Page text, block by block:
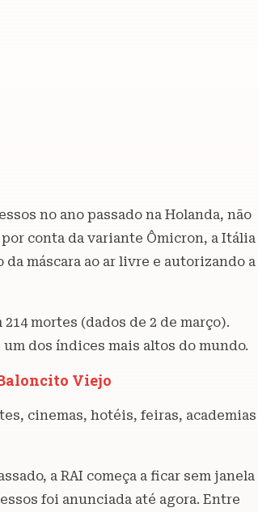
no ano passado na Holanda, não
conta da variante Ômicron, a Itália
máscara ao ar livre e autorizando a
mortes (dados de 2 de março).
um dos índices mais altos do mundo.
Viejo
cinemas, hotéis, feiras, academias
a RAI começa a ficar sem janela
foi anunciada até agora. Entre